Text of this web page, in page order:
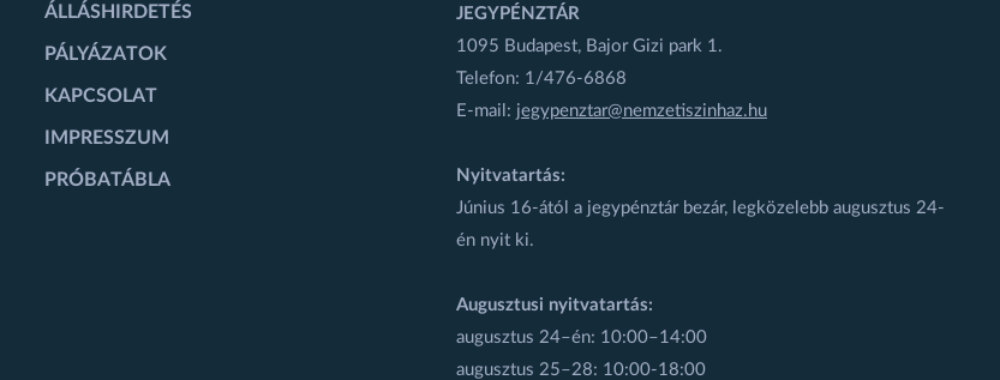
ÁLLÁSHIRDETÉS
PÁLYÁZATOK
KAPCSOLAT
IMPRESSZUM
PRÓBATÁBLA
JEGYPÉNZTÁR
1095 Budapest, Bajor Gizi park 1.
Telefon: 1/476-6868
E-mail: jegypenztar@nemzetiszinhaz.hu
Nyitvatartás:
Június 16-ától a jegypénztár bezár, legközelebb augusztus 24-
én nyit ki.
Augusztusi nyitvatartás:
augusztus 24–én: 10:00–14:00
augusztus 25–28: 10:00-18:00